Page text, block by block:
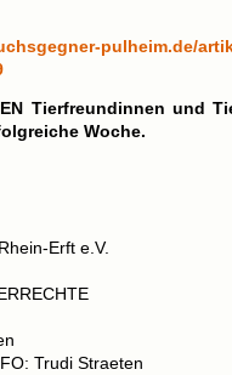
pulheim.de/
Tierfreundinnen und
Woche.
Erft e.V.
Trudi Straeten